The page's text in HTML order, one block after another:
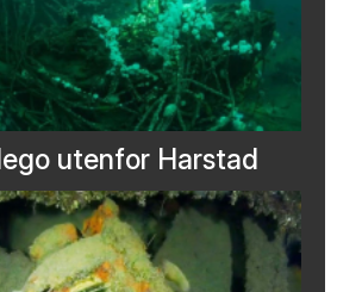
utenfor Harstad